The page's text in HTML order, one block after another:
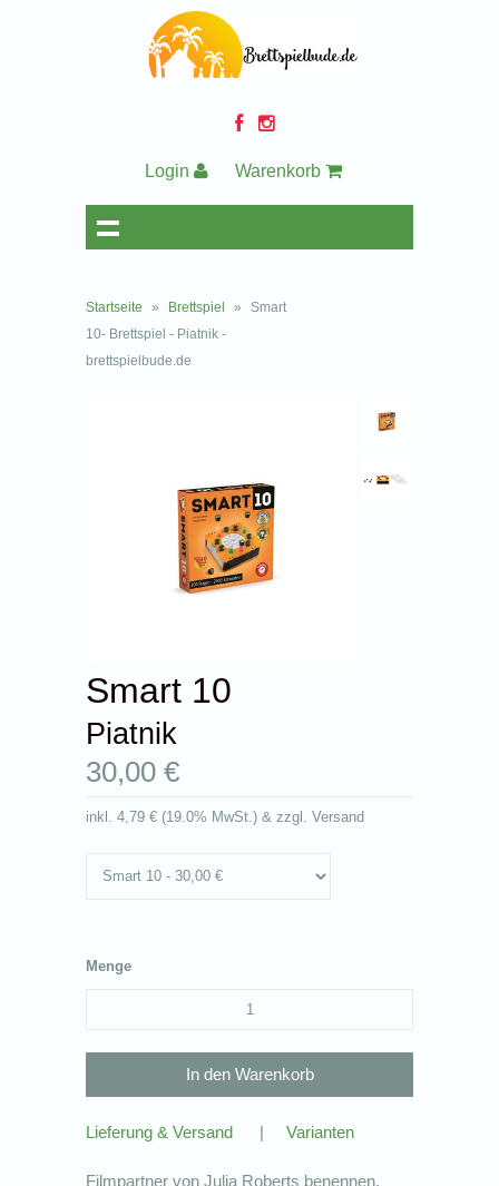
Login Warenkorb
Startseite » Brettspiel »
Smart
10- Brettspiel - Piatnik -
brettspielbude.de
Smart 10
Piatnik
30,00 €
inkl.4,79 € (19.0% MwSt.) & zzgl. Versand
Menge
Lieferung & Versand | Varianten
Filmpartner von Julia Roberts benennen,